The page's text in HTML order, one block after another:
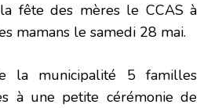
la fête des mères le CCAS à
mamans le samedi 28 mai.
la municipalité 5 familles
à une petite cérémonie de